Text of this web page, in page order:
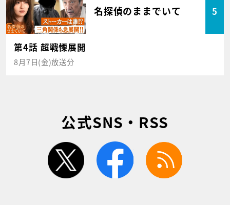
名探偵のままでいて 5
第4話 超戦慄展開
8月7日(金)放送分
公式SNS・RSS
twitter facebook